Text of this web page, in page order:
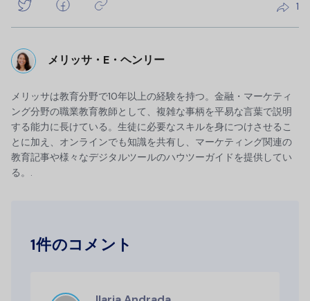
1
メリッサ・E・ヘンリー
メリッサは教育分野で10年以上の経験を持つ。金融・マーケティ
ング分野の職業教育教師として、複雑な事柄を平易な言葉で説明
する能力に長けている。生徒に必要なスキルを身につけさせるこ
とに加え、オンラインでも知識を共有し、マーケティング関連の
教育記事や様々なデジタルツールのハウツーガイドを提供してい
る。.
1件のコメント